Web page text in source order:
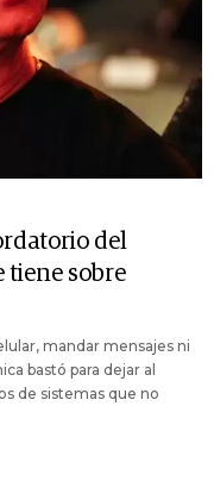
del
tiene sobre
mandar mensajes ni
bastó para dejar al
de sistemas que no